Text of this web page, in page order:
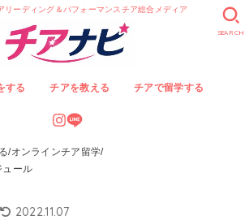
リーディング＆パフォーマンスチア総合メディア
する チアを教える チアで留学する
SEARCH
オンラインチア留学
ュール
2022.11.07